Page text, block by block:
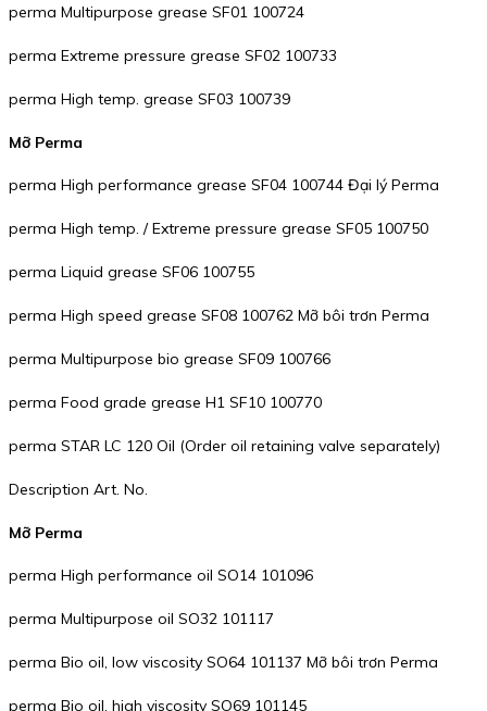
perma Multipurpose grease SF01 100724
perma Extreme pressure grease SF02 100733
perma High temp. grease SF03 100739
Mỡ Perma
perma High performance grease SF04 100744 Đại lý Perma
perma High temp. / Extreme pressure grease SF05 100750
perma Liquid grease SF06 100755
perma High speed grease SF08 100762 Mỡ bôi trơn Perma
perma Multipurpose bio grease SF09 100766
perma Food grade grease H1 SF10 100770
perma STAR LC 120 Oil (Order oil retaining valve separately)
Description Art. No.
Mỡ Perma
perma High performance oil SO14 101096
perma Multipurpose oil SO32 101117
perma Bio oil, low viscosity SO64 101137 Mỡ bôi trơn Perma
perma Bio oil, high viscosity SO69 101145